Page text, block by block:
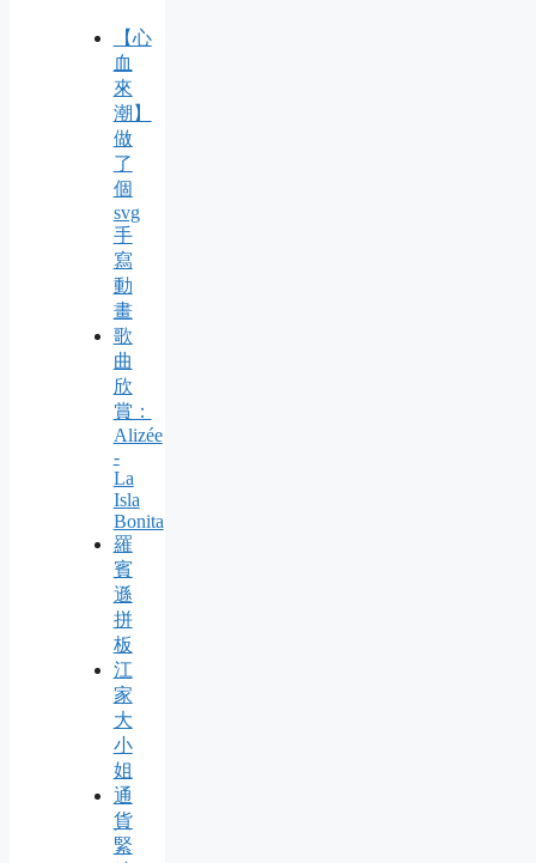
【心
血
來
潮】
做
了
個
svg
手
寫
動
畫
歌
曲
欣
賞：
Alizée
-
La
Isla
Bonita
羅
賓
遜
拼
板
江
家
大
小
姐
通
貨
緊